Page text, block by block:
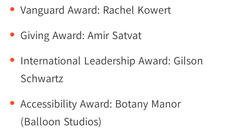
Vanguard Award: Rachel Kowert
Giving Award: Amir Satvat
International Leadership Award: Gilson
Schwartz
Accessibility Award: Botany Manor
(Balloon Studios)